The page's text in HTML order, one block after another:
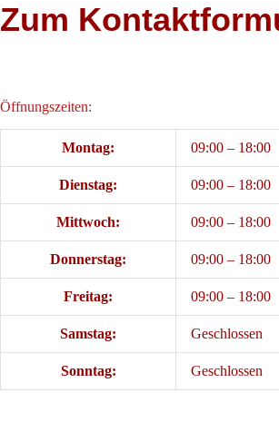
Zum
Öffnungszeiten:
Montag: 09:00 – 18:00
Dienstag: 09:00 – 18:00
Mittwoch: 09:00 – 18:00
Donnerstag: 09:00 – 18:00
Freitag: 09:00 – 18:00
Samstag: Geschlossen
Sonntag: Geschlossen